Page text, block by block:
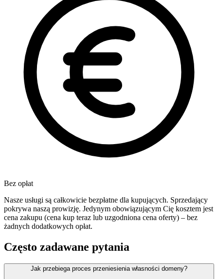
Bez opłat
Nasze usługi są całkowicie bezpłatne dla kupujących. Sprzedający
pokrywa naszą prowizję. Jedynym obowiązującym Cię kosztem jest
cena zakupu (cena kup teraz lub uzgodniona cena oferty) – bez
żadnych dodatkowych opłat.
Często zadawane pytania
Jak przebiega proces przeniesienia własności domeny?